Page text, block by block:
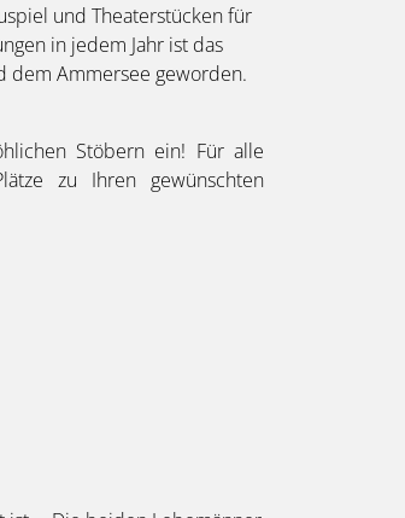
und Theaterstücken für
in jedem Jahr ist das
dem Ammersee geworden.
Stöbern ein! Für alle
zu Ihren gewünschten